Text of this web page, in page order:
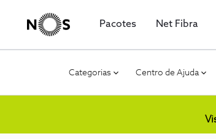
Pacotes Net Fibra
Categorias Centro de Ajuda